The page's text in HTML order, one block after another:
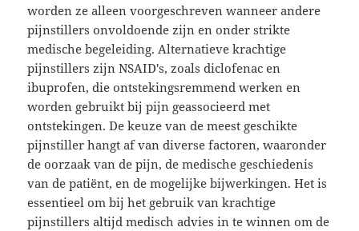
worden ze alleen voorgeschreven wanneer andere
pijnstillers onvoldoende zijn en onder strikte
medische begeleiding. Alternatieve krachtige
pijnstillers zijn NSAID's, zoals diclofenac en
ibuprofen, die ontstekingsremmend werken en
worden gebruikt bij pijn geassocieerd met
ontstekingen. De keuze van de meest geschikte
pijnstiller hangt af van diverse factoren, waaronder
de oorzaak van de pijn, de medische geschiedenis
van de patiënt, en de mogelijke bijwerkingen. Het is
essentieel om bij het gebruik van krachtige
pijnstillers altijd medisch advies in te winnen om de